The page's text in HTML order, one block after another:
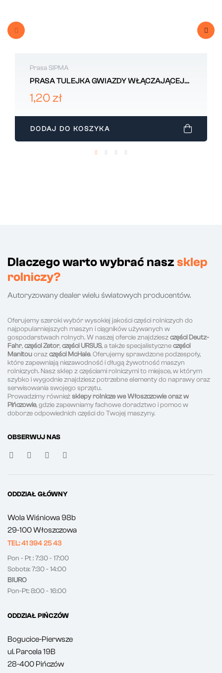
Prasa SIPMA
PRASA TULEJKA GWIAZDY WŁĄCZAJĄCEJ
SIPMA 5223081170
1,20 zł
DODAJ DO KOSZYKA
Dlaczego warto wybrać nasz sklep
rolniczy?
Autoryzowany dealer wielu światowych producentów.
Oferujemy szeroki wybór wysokiej jakości części rolniczych do
najpopularniejszych maszyn i ciągników używanych w
gospodarstwach rolnych. W naszej ofercie znajdzieszczęści Deutz-
Fahr,części Zetor,części URSUS, a także specjalistyczneczęści
Manitouorazczęści McHale. Oferujemy sprawdzone podzespoły,
które zapewniają niezawodność i długą żywotność maszyn
rolniczych. Nasz sklep z częściami rolniczymi to miejsce, w którym
szybko i wygodnie znajdziesz potrzebne elementy do naprawy oraz
serwisowania swojego sprzętu.
Prowadzimy równieżsklepy rolnicze we Włoszczowie oraz w
Pińczowie, gdzie zapewniamy fachowe doradztwo i pomoc w
doborze odpowiednich części do Twojej maszyny.
OBSERWUJ NAS
ODDZIAŁ GŁÓWNY
Wola Wiśniowa 98b
29-100 Włoszczowa
TEL: 41 394 25 43
Pon - Pt : 7:30 - 17:00
Sobota: 7:30 - 14:00
BIURO
Pon-Pt: 8:00 - 16:00
ODDZIAŁ PIŃCZÓW
Bogucice-Pierwsze
ul. Parcela 19B
28-400 Pińczów